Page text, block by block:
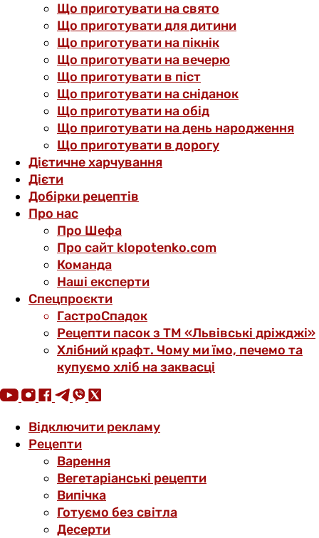
Що приготувати на свято
Що приготувати для дитини
Що приготувати на пікнік
Що приготувати на вечерю
Що приготувати в піст
Що приготувати на сніданок
Що приготувати на обід
Що приготувати на день народження
Що приготувати в дорогу
Дієтичне харчування
Дієти
Добірки рецептів
Про нас
Про Шефа
Про сайт klopotenko.com
Команда
Наші експерти
Спецпроєкти
ГастроСпадок
Рецепти пасок з ТМ «Львівські дріжджі»
Хлібний крафт. Чому ми їмо, печемо та
купуємо хліб на заквасці
Відключити рекламу
Рецепти
Варення
Вегетаріанські рецепти
Випічка
Готуємо без світла
Десерти